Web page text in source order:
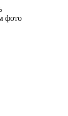
фото